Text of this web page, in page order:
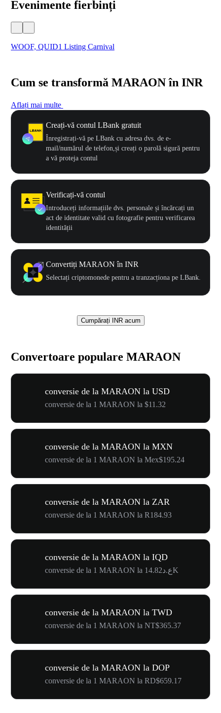
Evenimente fierbinți
WOOF, QUID1 Listing Carnival
Cum se transformă MARAON în INR
Aflați mai multe
Creați-vă contul LBank gratuit
Înregistrați-vă pe LBank cu adresa dvs. de e-
mail/numărul de telefon,și creați o parolă sigură pentru
a vă proteja contul
Verificați-vă contul
Introduceți informațiile dvs. personale și încărcați un
act de identitate valid cu fotografie pentru verificarea
identității
Convertiți MARAON în INR
Selectați criptomonede pentru a tranzacționa pe LBank.
Cumpărați INR acum
Convertoare populare MARAON
conversie de la MARAON la USD
conversie de la 1 MARAON la $11.32
conversie de la MARAON la MXN
conversie de la 1 MARAON la Mex$195.24
conversie de la MARAON la ZAR
conversie de la 1 MARAON la R184.93
conversie de la MARAON la IQD
conversie de la 1 MARAON la ع.د14.82K
conversie de la MARAON la TWD
conversie de la 1 MARAON la NT$365.37
conversie de la MARAON la DOP
conversie de la 1 MARAON la RD$659.17